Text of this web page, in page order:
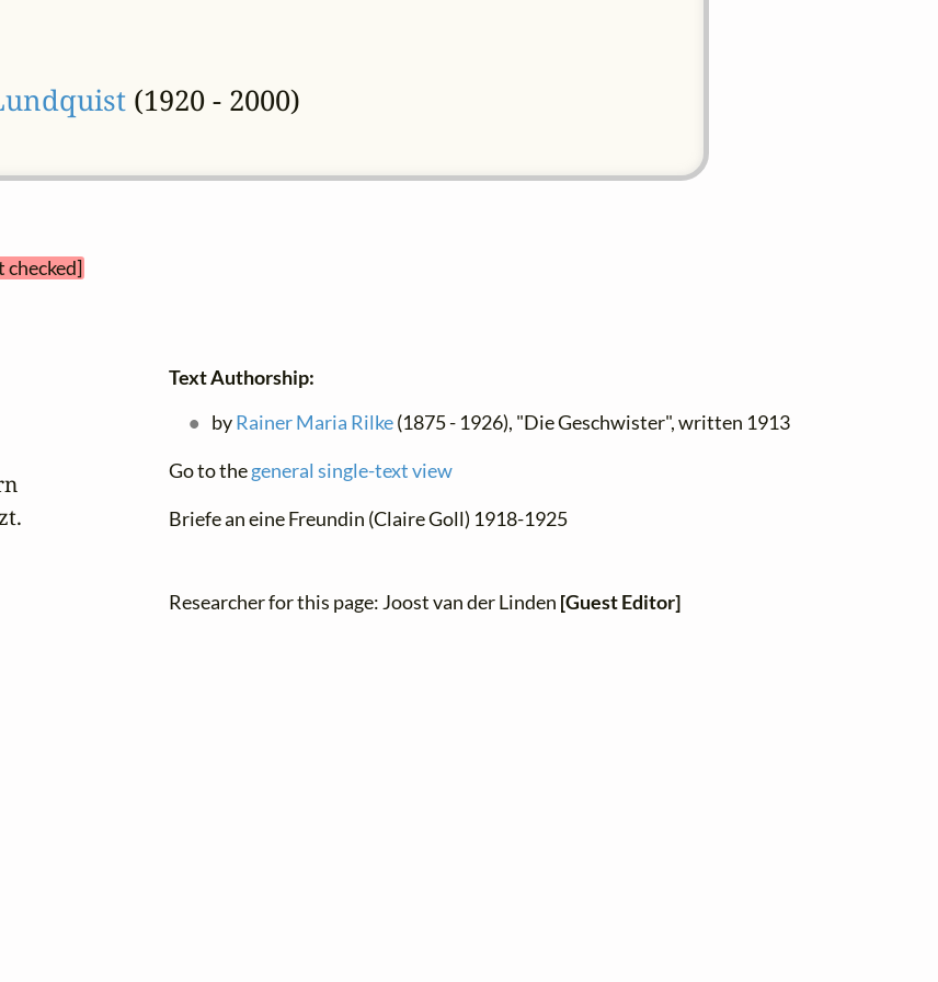
(1920 - 2000)
checked]
Text Authorship:
byRainer Maria Rilke(1875 - 1926), "Die Geschwister", written 1913
Go to thegeneral single-text view
Briefe an eine Freundin (Claire Goll) 1918-1925
Researcher for this page: Joost van der Linden [Guest Editor]